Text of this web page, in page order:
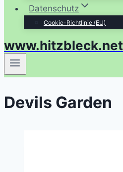
Datenschutz
Cookie-Richtlinie (EU)
www.hitzbleck.net
Devils Garden